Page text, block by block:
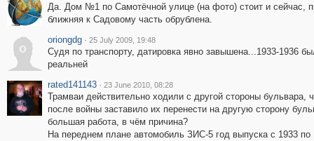
Да. Дом №1 по Самотёчной улице (на фото) стоит и сейчас,
ближняя к Садовому часть обрублена.
o
oriongdg · 25 July 2009, 19:48
Судя по транспорту, датировка явно завышена...1933-1936
реальней
rated141143 · 23 June 2010, 08:28
Трамваи действительно ходили с другой стороны бульвара,
после войны заставило их перенести на другую сторону
большая работа, в чём причина?
На переднем плане автомобиль ЗИС-5 год выпуска с 1933 по